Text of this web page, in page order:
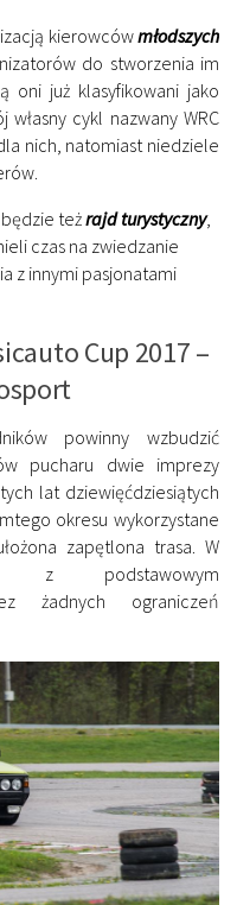
kierowcówmłodszych
do stworzenia im
oni już klasyfikowani jako
cykl nazwany WRC
nich, natomiast niedziele
teżrajd turystyczny,
czas na zwiedzanie
z innymi pasjonatami
Cup 2017 –
powinny wzbudzić
pucharu dwie imprezy
lat dziewięćdziesiątych
okresu wykorzystane
zapętlona trasa. W
z podstawowym
żadnych ograniczeń